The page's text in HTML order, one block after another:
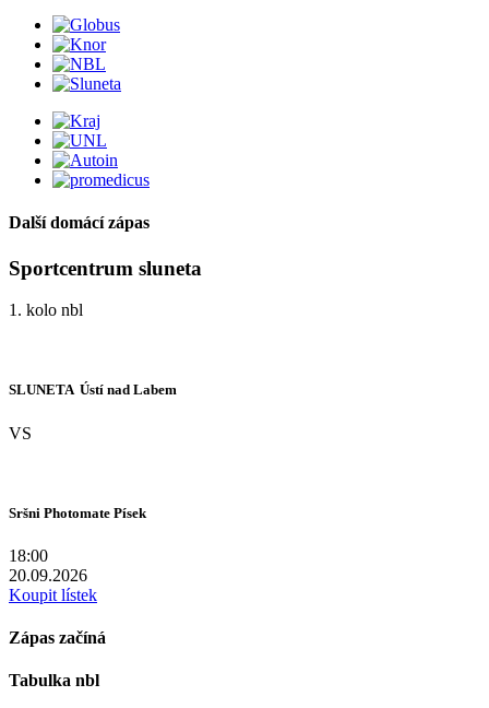
Další domácí zápas
Sportcentrum sluneta
1. kolo nbl
SLUNETA  Ústí nad Labem
VS
Sršni Photomate Písek
18:00
20.09.2026
Koupit lístek
Zápas začíná
Tabulka nbl